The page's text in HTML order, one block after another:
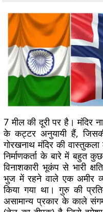
7 मील की दूरी पर है। मंदिर
के कट्टर अनुयायी हैं,
गोरखनाथ मंदिर की
निर्माणकर्ता के बारे में बहुत
विनाशकारी भूकंप से भारी
भुज में रहने वाले एक अमीर
किया गया था। गुरु की
असामान्य प्रकार के काले